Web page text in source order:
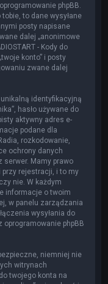
phpBB.
to dane wysyłane
posty napisane
dalej „anonimowe
- Kody do
konto” i posty
zwane dalej
identyfikacyjną
hasło używane do
aktywny adres e-
podane dla
rozkodowanie,
ochrony danych
serwer. Mamy prawo
rejestracji, i to my
nie. W każdym
informacje o twoim
w panelu zarządzania
wysyłania do
phpBB
niemniej nie
witrynach
twojego konta na